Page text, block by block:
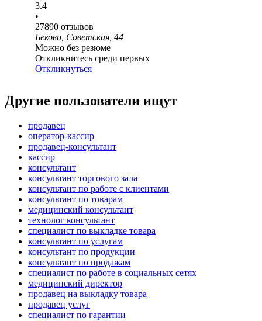
3.4
•
27890 отзывов
Беково, Советская, 44
Можно без резюме
Откликнитесь среди первых
Откликнуться
Другие пользователи ищут
продавец
оператор-кассир
продавец-консультант
кассир
консультант
консультант торгового зала
консультант по работе с клиентами
консультант по товарам
медицинский консультант
технолог консультант
специалист по выкладке товара
консультант по услугам
консультант по продукции
консультант по продажам
специалист по работе в социальных сетях
медицинский директор
продавец на выкладку товара
продавец услуг
специалист по гарантии